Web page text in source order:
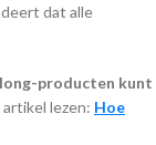
dat alle
producten kunt
lezen: Hoe